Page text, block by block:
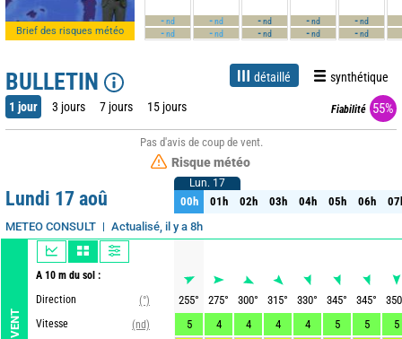
Brief des risques météo
-nd
-nd
-nd
-nd
-nd
-nd
-nd
-nd
-nd
-nd
BULLETIN détaillé synthétique
1 jour 3 jours 7 jours 15 jours Fiabilité 55%
Pas d'avis de coup de vent.
Risque météo
Lundi 17 aoû
METEO CONSULT Actualisé, il y a 8h
VENT
A 10 m du sol :
Direction
(°)
Vitesse
(nd)
Lun. 17
00h 01h 02h 03h 04h 05h 06h
Lun. 17
00h 01h 02h 03h 04h 05h 06h
255° 275° 300° 315° 330° 345° 345°
350
5
4 4 4 4 5 5
5